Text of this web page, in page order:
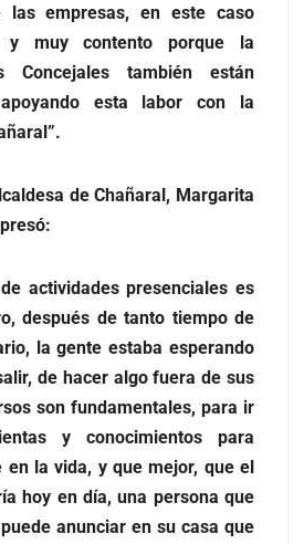
empresas, en este caso
y muy contento porque la
Concejales también están
esta labor con la
de Chañaral, Margarita
actividades presenciales es
después de tanto tiempo de
la gente estaba esperando
de hacer algo fuera de sus
son fundamentales, para ir
y conocimientos para
en la vida, y que mejor, que el
hoy en día, una persona que
anunciar en su casa que